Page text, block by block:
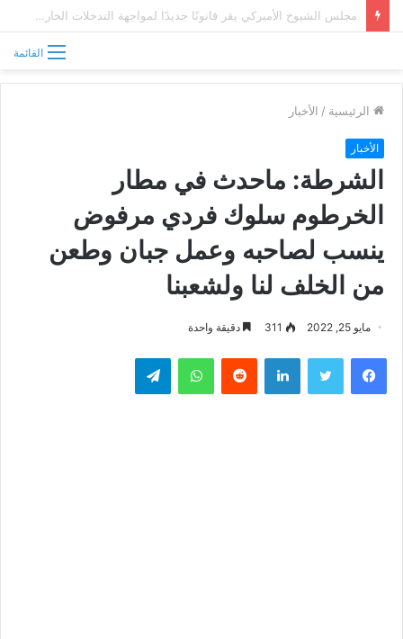
معتمدية اللاجئين في السودان تتحسب لتدفق فارين من حرب إثيوبيا
القائمة
الرئيسية / الأخبار
الأخبار
الشرطة: ماحدث في مطار
الخرطوم سلوك فردي مرفوض
ينسب لصاحبه وعمل جبان وطعن
من الخلف لنا ولشعبنا
مايو 25, 2022 311 دقيقة واحدة
فيسبوك تويتر لينكدإن واتساب تيلقرام